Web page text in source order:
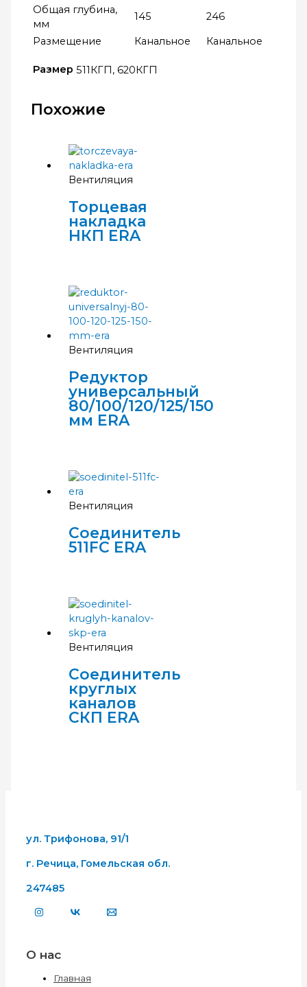
Общая глубина,
мм
145
246
Размещение
Канальное Канальное
Размер 511КГП, 620КГП
Похожие
Вентиляция
Торцевая
накладка
НКП ERA
Вентиляция
Редуктор
универсальный
80/100/120/125/150
мм ERA
Вентиляция
Соединитель
511FC ERA
Вентиляция
Соединитель
круглых
каналов
СКП ERA
ул. Трифонова, 91/1
г. Речица, Гомельская обл.
247485
О нас
Главная